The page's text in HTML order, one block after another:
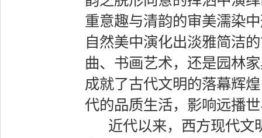
重意趣与清韵的审美濡染
自然美中演化出淡雅简洁
曲、书画艺术，还是园林
成就了古代文明的落幕辉
代的品质生活，影响远播
近代以来，西方现代文